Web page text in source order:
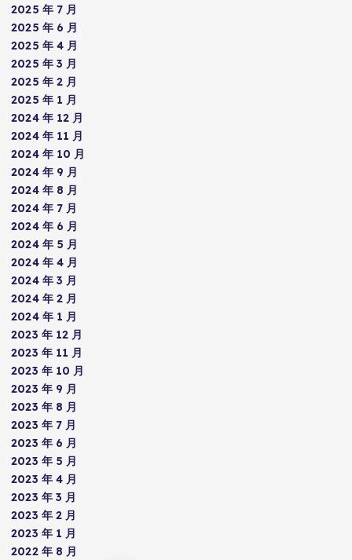
2025 年 7 月
2025 年 6 月
2025 年 4 月
2025 年 3 月
2025 年 2 月
2025 年 1 月
2024 年 12 月
2024 年 11 月
2024 年 10 月
2024 年 9 月
2024 年 8 月
2024 年 7 月
2024 年 6 月
2024 年 5 月
2024 年 4 月
2024 年 3 月
2024 年 2 月
2024 年 1 月
2023 年 12 月
2023 年 11 月
2023 年 10 月
2023 年 9 月
2023 年 8 月
2023 年 7 月
2023 年 6 月
2023 年 5 月
2023 年 4 月
2023 年 3 月
2023 年 2 月
2023 年 1 月
2022 年 8 月